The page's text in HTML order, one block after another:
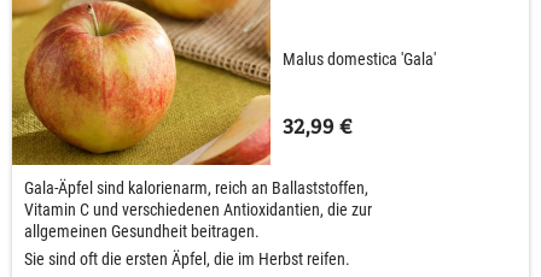
Malus domestica 'Gala'
32,99 €
Gala-Äpfel sind kalorienarm, reich an Ballaststoffen,
Vitamin C und verschiedenen Antioxidantien, die zur
allgemeinen Gesundheit beitragen.
Sie sind oft die ersten Äpfel, die im Herbst reifen.